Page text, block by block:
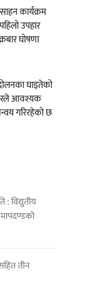
कार्यक्रम
उपहार
घोषणा
घाइतेको
आवश्यक
गरिरहेको छ
: विद्युतीय
तीन